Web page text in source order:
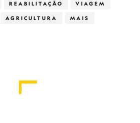
REABILITAÇÃO VIAGEM
AGRICULTURA MAIS